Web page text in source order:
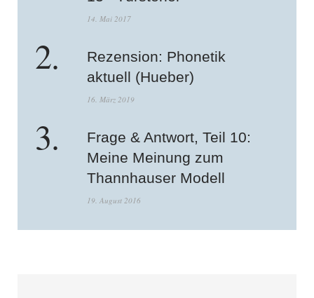
14. Mai 2017
Rezension: Phonetik
aktuell (Hueber)
16. März 2019
Frage & Antwort, Teil 10:
Meine Meinung zum
Thannhauser Modell
19. August 2016